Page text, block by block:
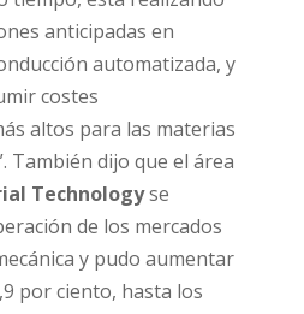
anticipadas en
automatizada, y
costes
altos para las materias
También dijo que el área
Technologyse
de los mercados
y pudo aumentar
por ciento, hasta los